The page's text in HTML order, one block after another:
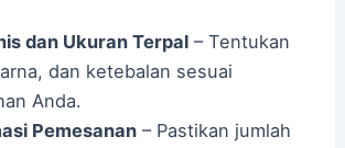
dan Ukuran Terpal– Tentukan
dan ketebalan sesuai
Anda.
Pemesanan– Pastikan jumlah